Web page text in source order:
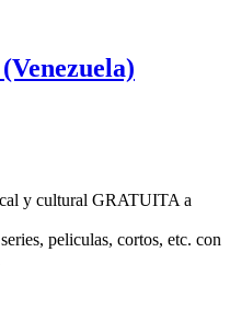
y cultural GRATUITA a
peliculas, cortos, etc. con